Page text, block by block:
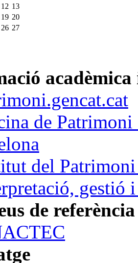
12 13
19 20
26 27
de
del
gestió
de referència